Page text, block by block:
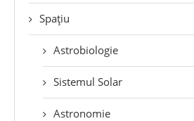
Spațiu
Astrobiologie
Sistemul Solar
Astronomie